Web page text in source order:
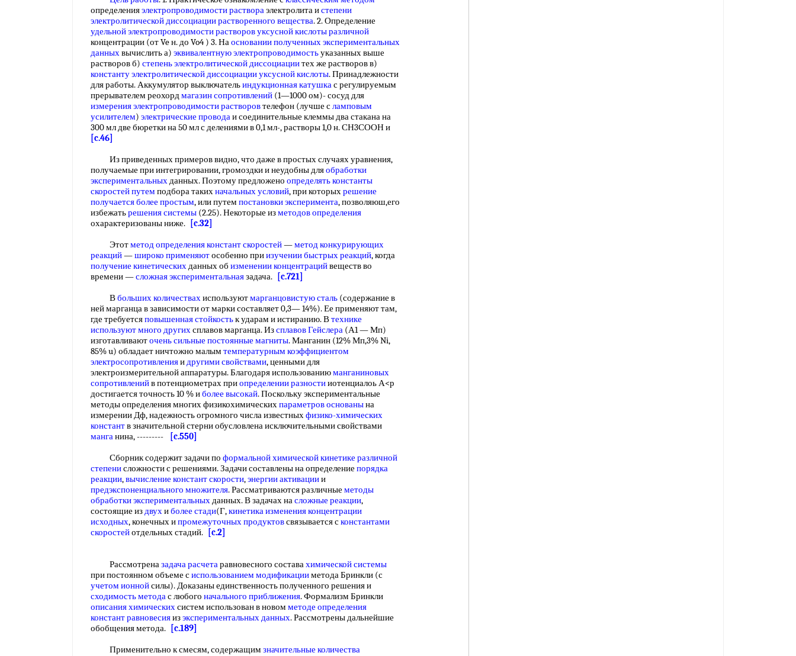
определенияэлектропроводимости раствораэлектролита истепени
электролитической диссоциациирастворенного вещества. 2. Определение
удельной электропроводимости растворовуксусной кислоты различной
концентрации (от Ve н. до Vo4 ) 3. Наосновании полученныхэкспериментальных
данныхвычислить а) эквивалентную электропроводимостьуказанных выше
растворов б) степень электролитической диссоциациитех же растворов в)
константу электролитической диссоциацииуксусной кислоты. Принадлежности
для работы. Аккумулятор выключательиндукционная катушкас регулируемым
прерывателем реохордмагазин сопротивлений (1—1000 ом)- сосуд для
измерения электропроводимости растворовтелефон (лучше сламповым
усилителем) электрические проводаи соединительные клеммы два стакана на
300 мл две бюретки на 50 мл с делениями в 0,1 мл-, растворы 1,0 н. СН3СООН и
[c.46]
Из приведенных примеров видно, что даже в простых случаях уравнения,
получаемые при интегрировании, громоздки и неудобны дляобработки
экспериментальныхданных. Поэтому предложено определять константы
скоростей путем подбора такихначальных условий, при которыхрешение
получаетсяболее простым, или путем постановки эксперимента, позволяюш,его
избежатьрешения системы (2.25). Некоторые изметодов определения
охарактеризованы ниже.
[c.32]
Этотметод определения констант скоростей—метод конкурирующих
реакций—широко применяютособенно приизучении быстрых реакций, когда
получение кинетическихданных об изменении концентрацийвеществ во
времени —сложная экспериментальнаязадача.
[c.721]
Вбольших количествахиспользуютмарганцовистую сталь (содержание в
ней марганца в зависимости от марки составляет 0,3— 14%). Ее применяют там,
где требуетсяповышенная стойкостьк ударам и истиранию. Втехнике
используютмного другихсплавов марганца. Изсплавов Гейслера (А1 — Мп)
изготавливаюточень сильные постоянные магниты. Манганин (12% Мп,3% Ni,
85% u) обладает ничтожно малым температурным коэффициентом
электросопротивленияидругими свойствами, ценными для
электроизмерительной аппаратуры. Благодаря использованиюманганиновых
сопротивленийв потенциометрах приопределении разностииотенциалоь А<р
достигается точность 10 % иболее высокай. Поскольку экспериментальные
методы определения многих физикохимическихпараметров основанына
измерении Дф, надежность огромного числа известныхфизико-химических
константв значительной стерни обусловлена исключительными свойствами
манганина, ---------
[c.550]
Сборник содержит задачи по формальной химической кинетике различной
степенисложности с решениями. Задачи составлены на определение порядка
реакции,вычисление констант скорости,энергии активациии
предэкспоненциального множителя. Рассматриваются различные методы
обработки экспериментальныхданных. В задачах насложные реакции,
состоящие издвухиболее стади(Г,кинетика измененияконцентрации
исходных, конечных ипромежуточных продуктовсвязывается сконстантами
скоростейотдельных стадий. [c.2]
Рассмотреназадача расчетаравновесного составахимической системы
при постоянном объеме сиспользованием модификацииметода Бринкли (с
учетом ионнойсилы). Доказаны единственность полученного решения и
сходимость методас любого начального приближения. Формализм Бринкли
описания химическихсистем использован в новом методе определения
констант равновесияизэкспериментальных данных. Рассмотрены дальнейшие
обобщения метода.
[c.189]
Применительно к смесям, содержащим значительные количества